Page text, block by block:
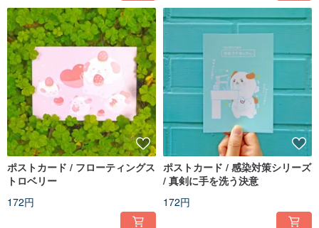
ポストカード / フローティングス
トロベリー
172円
ポストカード / 感染対策シリーズ
/ 真剣に手を洗う決意
172円